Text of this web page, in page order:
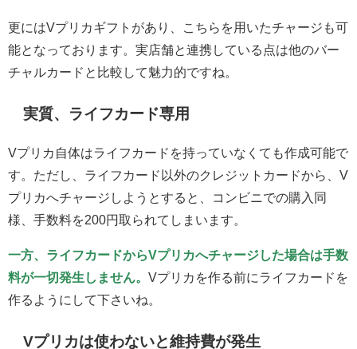
更にはVプリカギフトがあり、こちらを用いたチャージも可
能となっております。実店舗と連携している点は他のバー
チャルカードと比較して魅力的ですね。
実質、ライフカード専用
Vプリカ自体はライフカードを持っていなくても作成可能で
す。ただし、ライフカード以外のクレジットカードから、V
プリカへチャージしようとすると、コンビニでの購入同
様、手数料を200円取られてしまいます。
一方、ライフカードからVプリカへチャージした場合は手数
料が一切発生しません。 Vプリカを作る前にライフカードを
作るようにして下さいね。
Vプリカは使わないと維持費が発生